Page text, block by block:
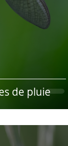
de pluie